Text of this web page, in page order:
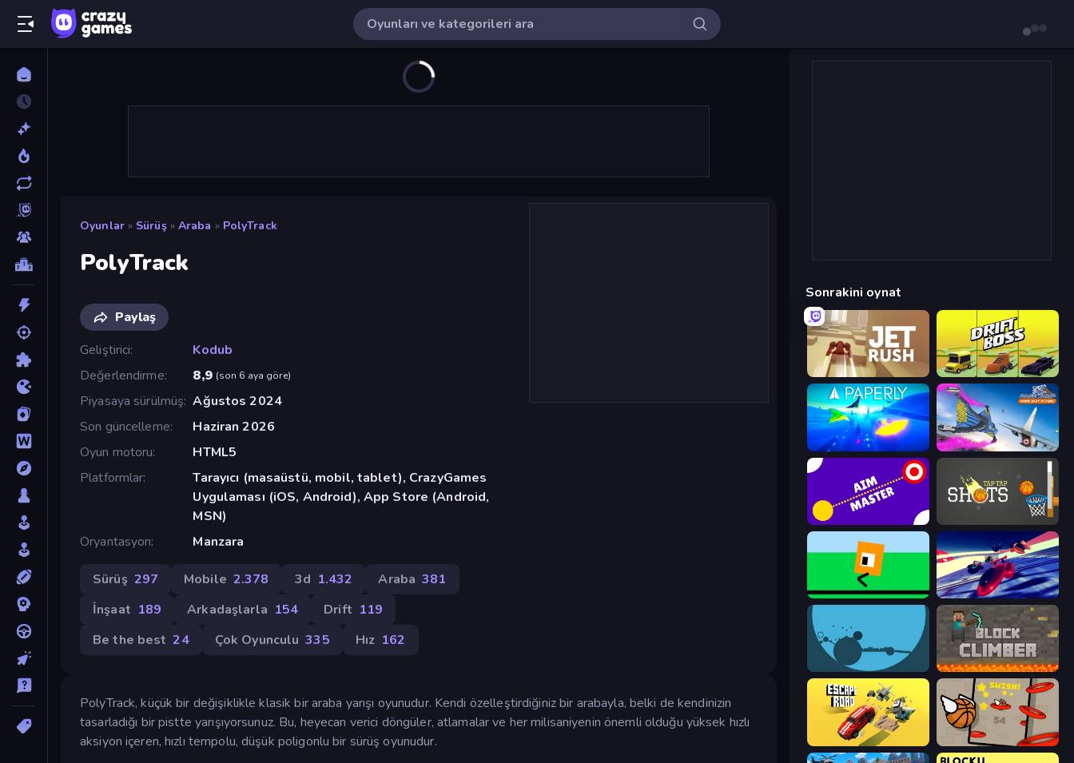
Oyunlar » Sürüş » Araba » PolyTrack
PolyTrack
Paylaş
Geliştirici
Kodub
Değerlendirme
8,9 (son 6 aya göre)
Piyasaya sürülmüş Ağustos 2024
Son güncelleme
Haziran 2026
Oyun motoru
HTML5
Platformlar
Tarayıcı (masaüstü, mobil, tablet), CrazyGames
Uygulaması (iOS, Android), App Store (Android,
MSN)
Oryantasyon
Manzara
Sürüş 297 Mobile 2.378 3d 1.432 Araba 381
İnşaat 189 Arkadaşlarla 154 Drift 119
Be the best 24 Çok Oyunculu 335 Hız 162
PolyTrack, küçük bir değişiklikle klasik bir araba yarışı oyunudur. Kendi özelleştirdiğiniz bir arabayla, belki de kendinizin
tasarladığı bir pistte yarışıyorsunuz. Bu, heyecan verici döngüler, atlamalar ve her milisaniyenin önemli olduğu yüksek hızlı
aksiyon içeren, hızlı tempolu, düşük poligonlu bir sürüş oyunudur.
Sonrakini oynat
Jet Rush Drift Boss
Paperly: Paper Plane Adventure Base Jump Wing Suit Flying
Aim Master
Oh, flip! Hyperspace Racers 3
circloO Block Climber
Escape Road Flappy Dunk